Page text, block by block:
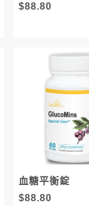
$88.80
血糖平衡錠
$88.80